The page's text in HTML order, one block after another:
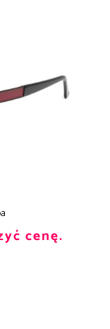
cenę.